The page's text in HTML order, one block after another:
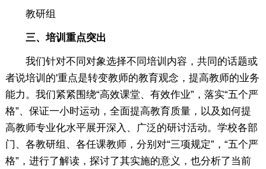
教研组
三、培训重点突出
我们针对不同对象选择不同培训内容，共同的话题或
者说培训的'重点是转变教师的教育观念，提高教师的业务
能力。我们紧紧围绕“高效课堂、有效作业”，落实“五个严
格”、保证一小时运动，全面提高教育质量，以及如何提
高教师专业化水平展开深入、广泛的研讨活动。学校各部
门、各教研组、各任课教师，分别对“三项规定”，“五个严
格”，进行了解读，探讨了其实施的意义，也分析了当前